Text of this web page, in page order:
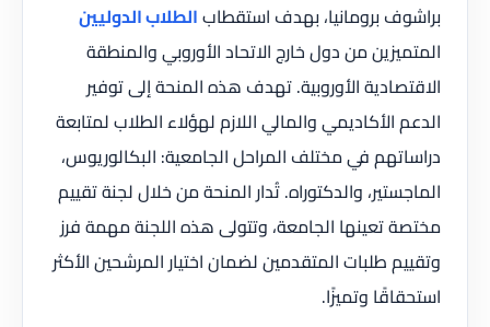
براشوف برومانيا، بهدف استقطابالطلاب الدوليين
المتميزين من دول خارج الاتحاد الأوروبي والمنطقة
الاقتصادية الأوروبية. تهدف هذه المنحة إلى توفير
الدعم الأكاديمي والمالي اللازم لهؤلاء الطلاب لمتابعة
دراساتهم في مختلف المراحل الجامعية: البكالوريوس،
الماجستير، والدكتوراه. تُدار المنحة من خلال لجنة تقييم
مختصة تعينها الجامعة، وتتولى هذه اللجنة مهمة فرز
وتقييم طلبات المتقدمين لضمان اختيار المرشحين الأكثر
استحقاقًا وتميزًا.